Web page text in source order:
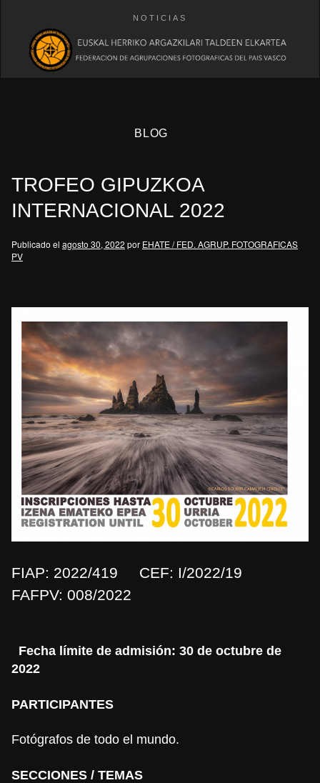
NOTICIAS
BLOG
TROFEO GIPUZKOA
INTERNACIONAL 2022
Publicado el agosto 30, 2022 por EHATE / FED. AGRUP. FOTOGRAFICAS
PV
FIAP: 2022/419 CEF: I/2022/19
FAFPV: 008/2022
Fecha límite de admisión: 30 de octubre de
2022
PARTICIPANTES
Fotógrafos de todo el mundo.
SECCIONES / TEMAS